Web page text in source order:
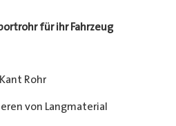
für ihr Fahrzeug
Rohr
von Langmaterial